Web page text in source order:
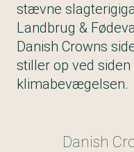
stævne
Landbrug &
Danish Crowns
stiller op ved
klimabevægelsen.
Danish